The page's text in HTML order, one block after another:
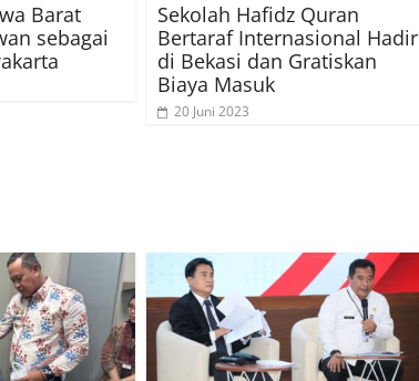
Barat
sebagai
Sekolah Hafidz Quran
Bertaraf Internasional Hadir
di Bekasi dan Gratiskan
Biaya Masuk
20 Juni 2023